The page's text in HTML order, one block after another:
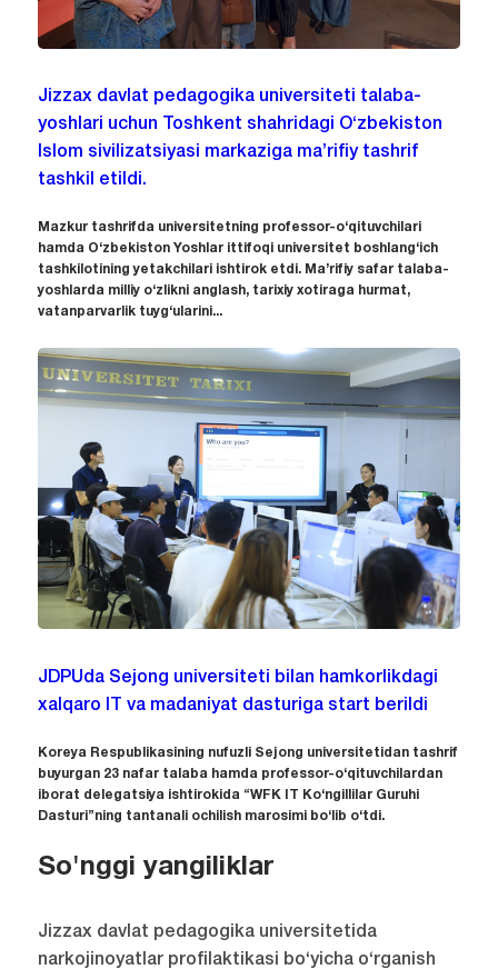
Jizzax davlat pedagogika universiteti talaba-
yoshlari uchun Toshkent shahridagi O‘zbekiston
Islom sivilizatsiyasi markaziga ma’rifiy tashrif
tashkil etildi.
Mazkur tashrifda universitetning professor-o‘qituvchilari
hamda O‘zbekiston Yoshlar ittifoqi universitet boshlang‘ich
tashkilotining yetakchilari ishtirok etdi. Ma’rifiy safar talaba-
yoshlarda milliy o‘zlikni anglash, tarixiy xotiraga hurmat,
vatanparvarlik tuyg‘ularini...
JDPUda Sejong universiteti bilan hamkorlikdagi
xalqaro IT va madaniyat dasturiga start berildi
Koreya Respublikasining nufuzli Sejong universitetidan tashrif
buyurgan 23 nafar talaba hamda professor-o‘qituvchilardan
iborat delegatsiya ishtirokida “WFK IT Ko‘ngillilar Guruhi
Dasturi”ning tantanali ochilish marosimi bo‘lib o‘tdi.
So'nggi yangiliklar
Jizzax davlat pedagogika universitetida
narkojinoyatlar profilaktikasi bo‘yicha o‘rganish